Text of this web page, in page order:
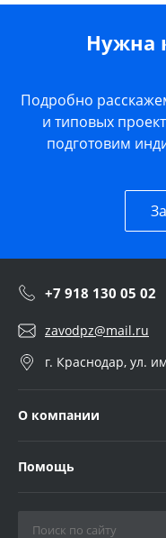
Нужна
Подробно
и типовых
подготовим
+7 918 130 05 02
zavodpz@mail.ru
г. Краснодар, ул.
О компании
Помощь